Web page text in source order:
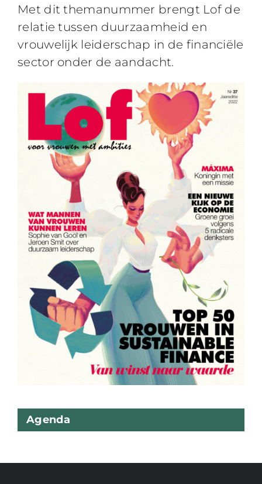
Met dit themanummer brengt Lof de
relatie tussen duurzaamheid en
vrouwelijk leiderschap in de financiële
sector onder de aandacht.
Agenda